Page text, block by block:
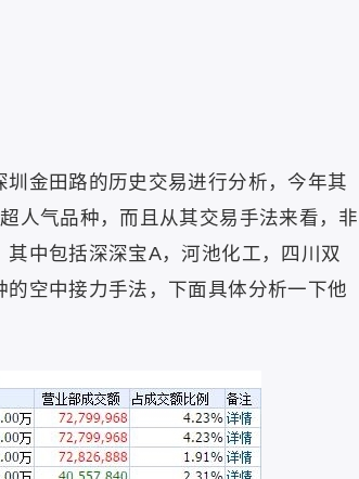
金田路的历史交易进行分析，今年其
人气品种，而且从其交易手法来看，非
中包括深深宝A，河池化工，四川双
空中接力手法，下面具体分析一下他